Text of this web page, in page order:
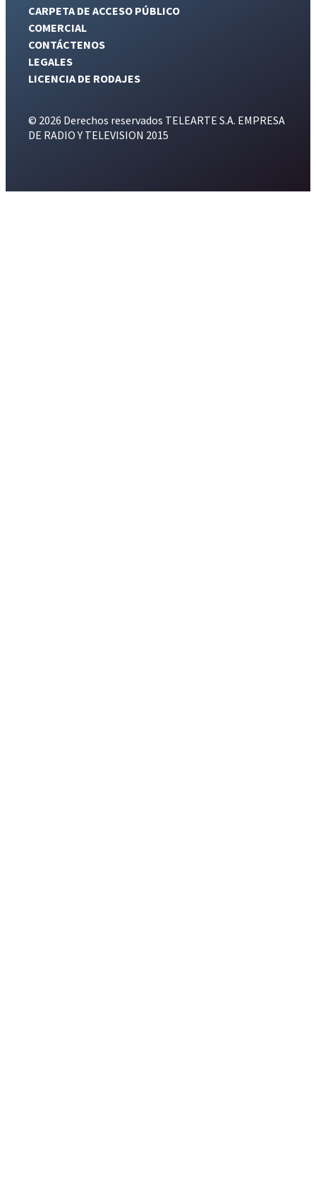
CARPETA DE ACCESO PÚBLICO
COMERCIAL
CONTÁCTENOS
LEGALES
LICENCIA DE RODAJES
© 2026 Derechos reservados TELEARTE S.A. EMPRESA
DE RADIO Y TELEVISION 2015